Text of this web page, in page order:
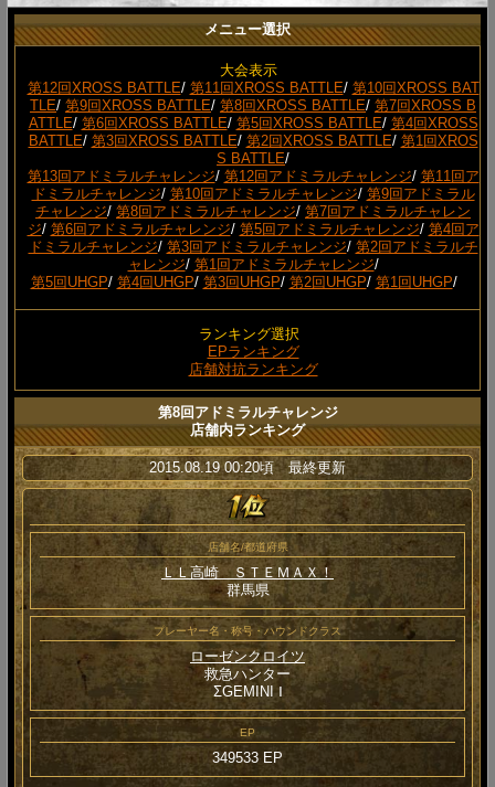
メニュー選択
大会表示
第12回XROSS BATTLE/ 第11回XROSS BATTLE/ 第10回XROSS BAT
TLE/ 第9回XROSS BATTLE/ 第8回XROSS BATTLE/ 第7回XROSS B
ATTLE/ 第6回XROSS BATTLE/ 第5回XROSS BATTLE/ 第4回XROSS
BATTLE/ 第3回XROSS BATTLE/ 第2回XROSS BATTLE/ 第1回XROS
S BATTLE/
第13回アドミラルチャレンジ/ 第12回アドミラルチャレンジ/ 第11回ア
ドミラルチャレンジ/ 第10回アドミラルチャレンジ/ 第9回アドミラル
チャレンジ/ 第8回アドミラルチャレンジ/ 第7回アドミラルチャレン
ジ/ 第6回アドミラルチャレンジ/ 第5回アドミラルチャレンジ/ 第4回ア
ドミラルチャレンジ/ 第3回アドミラルチャレンジ/ 第2回アドミラルチ
ャレンジ/ 第1回アドミラルチャレンジ/
第5回UHGP/ 第4回UHGP/ 第3回UHGP/ 第2回UHGP/ 第1回UHGP/
ランキング選択
EPランキング
店舗対抗ランキング
第8回アドミラルチャレンジ
店舗内ランキング
2015.08.19 00:20頃 最終更新
店舗名/都道府県
ＬＬ高崎 ＳＴＥＭＡＸ！
群馬県
プレーヤー名・称号・ハウンドクラス
ローゼンクロイツ
救急ハンター
ΣGEMINI Ⅰ
EP
349533 EP